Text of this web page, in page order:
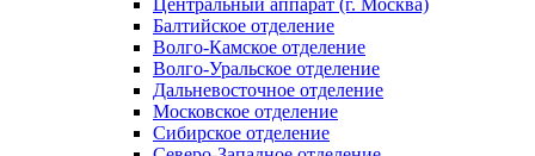
Балтийское отделение
Волго-Камское отделение
Волго-Уральское отделение
Дальневосточное отделение
Московское отделение
Сибирское отделение